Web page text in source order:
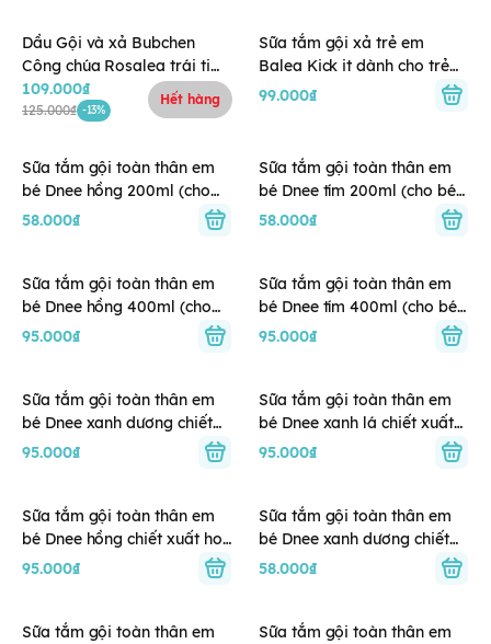
Dầu Gội và xả Bubchen
Công chúa Rosalea trái tim
hồng 230ml – cho bé từ 1
tuổi
109.000₫
125.000₫ -13%
Hết hàng
Sữa tắm gội xả trẻ em
Balea Kick it dành cho trẻ
em - Chai 300ml
99.000₫
Sữa tắm gội toàn thân em
bé Dnee hồng 200ml (cho
bé trên 3 tuổi)
58.000₫
Sữa tắm gội toàn thân em
bé Dnee tím 200ml (cho bé
trên 3 tuổi)
58.000₫
Sữa tắm gội toàn thân em
bé Dnee hồng 400ml (cho
bé trên 3 tuổi)
95.000₫
Sữa tắm gội toàn thân em
bé Dnee tím 400ml (cho bé
trên 3 tuổi)
95.000₫
Sữa tắm gội toàn thân em
bé Dnee xanh dương chiết
xuất yến mạch 380ml (cho
95.000₫
Sữa tắm gội toàn thân em
bé Dnee xanh lá chiết xuất
rau má 380ml (cho bé dưới 3
95.000₫
Sữa tắm gội toàn thân em
bé Dnee hồng chiết xuất hoa
anh đào 380ml (cho bé dưới
95.000₫
Sữa tắm gội toàn thân em
bé Dnee xanh dương chiết
xuất yến mạch 200ml (cho
58.000₫
Sữa tắm gội toàn thân em
Sữa tắm gội toàn thân em